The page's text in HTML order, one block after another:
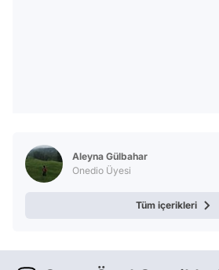
Aleyna Gülbahar
Onedio Üyesi
Tüm içerikleri